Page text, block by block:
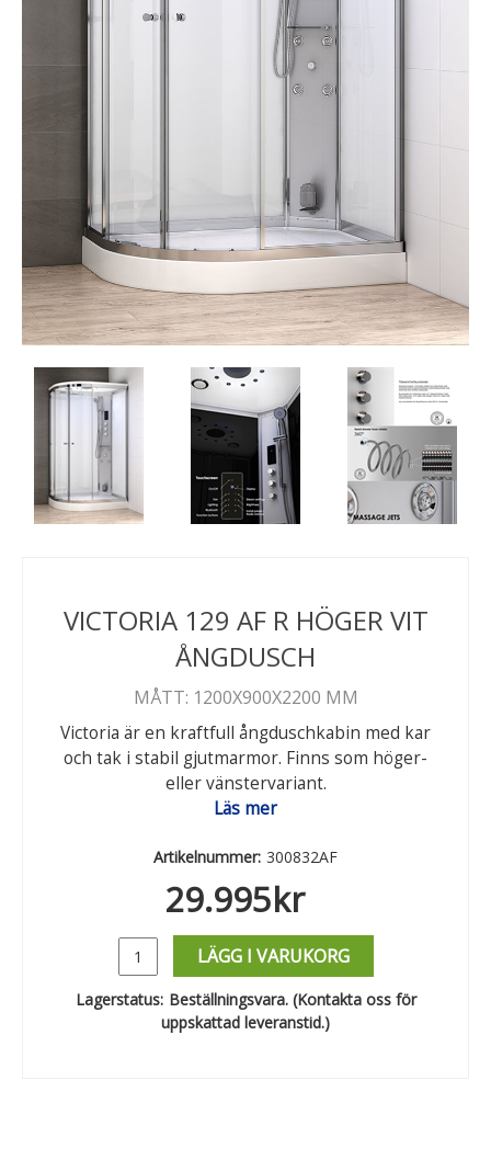
VICTORIA 129 AF R HÖGER VIT
ÅNGDUSCH
MÅTT: 1200X900X2200 MM
Victoria är en kraftfull ångduschkabin med kar
och tak i stabil gjutmarmor. Finns som höger-
eller vänstervariant.
Läs mer
Artikelnummer: 300832AF
29.995kr
LÄGG I VARUKORG
Lagerstatus: Beställningsvara. (Kontakta oss för
uppskattad leveranstid.)